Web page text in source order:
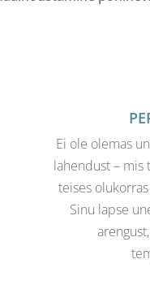
Ei ole olemas
lahendust – mis
teises
Sinu lapse